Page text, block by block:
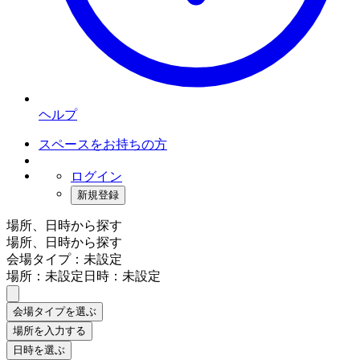
ヘルプ
スペースをお持ちの方
ログイン
新規登録
場所、日時から探す
場所、日時から探す
会場タイプ：未設定
場所：未設定日時：未設定
会場タイプを選ぶ
場所を入力する
日時を選ぶ